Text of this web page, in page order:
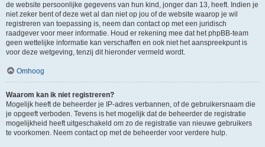
de website persoonlijke gegevens van hun kind, jonger dan 13, heeft. Indien je
niet zeker bent of deze wet al dan niet op jou of de website waarop je wil
registreren van toepassing is, neem dan contact op met een juridisch
raadgever voor meer informatie. Houd er rekening mee dat het phpBB-team
geen wettelijke informatie kan verschaffen en ook niet het aanspreekpunt is
voor deze wetgeving, tenzij dit hieronder vermeld wordt.
Omhoog
Waarom kan ik niet registreren?
Mogelijk heeft de beheerder je IP-adres verbannen, of de gebruikersnaam die
je opgeeft verboden. Tevens is het mogelijk dat de beheerder de registratie
mogelijkheid heeft uitgeschakeld om zo de registratie van nieuwe gebruikers
te voorkomen. Neem contact op met de beheerder voor verdere hulp.